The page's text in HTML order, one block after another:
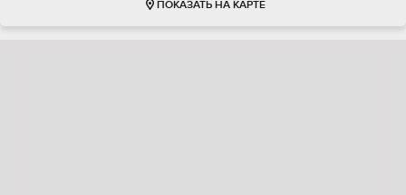
ПОКАЗАТЬ НА КАРТЕ